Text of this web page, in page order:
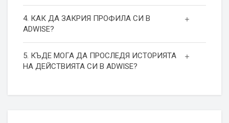
4. КАК ДА ЗАКРИЯ ПРОФИЛА СИ В
ADWISE?
5. КЪДЕ МОГА ДА ПРОСЛЕДЯ ИСТОРИЯТА
НА ДЕЙСТВИЯТА СИ В ADWISE?